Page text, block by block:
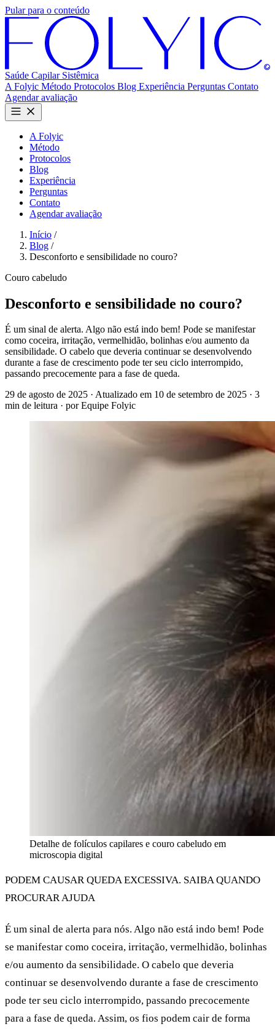
Pular para o conteúdo
Saúde Capilar Sistêmica
A Folyic Método Protocolos Blog Experiência Perguntas Contato
Agendar avaliação
A Folyic
Método
Protocolos
Blog
Experiência
Perguntas
Contato
Agendar avaliação
Início /
Blog /
Desconforto e sensibilidade no couro?
Couro cabeludo
Desconforto e sensibilidade no couro?
É um sinal de alerta. Algo não está indo bem! Pode se manifestar
como coceira, irritação, vermelhidão, bolinhas e/ou aumento da
sensibilidade. O cabelo que deveria continuar se desenvolvendo
durante a fase de crescimento pode ter seu ciclo interrompido,
passando precocemente para a fase de queda.
29 de agosto de 2025 · Atualizado em 10 de setembro de 2025 · 3
min de leitura · por Equipe Folyic
Detalhe de folículos capilares e couro cabeludo em
microscopia digital
PODEM CAUSAR QUEDA EXCESSIVA. SAIBA QUANDO
PROCURAR AJUDA
É um sinal de alerta para nós. Algo não está indo bem! Pode
se manifestar como coceira, irritação, vermelhidão, bolinhas
e/ou aumento da sensibilidade. O cabelo que deveria
continuar se desenvolvendo durante a fase de crescimento
pode ter seu ciclo interrompido, passando precocemente
para a fase de queda. Assim, os fios podem cair de forma